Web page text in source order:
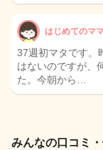
はじめてのマ
37週初マタです。
はないのですが、
た。今朝から…
みんなの口コミ